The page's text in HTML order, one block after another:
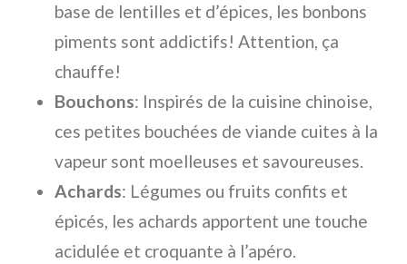
base de lentilles et d’épices, les bonbons
piments sont addictifs! Attention, ça
chauffe!
Bouchons: Inspirés de la cuisine chinoise,
ces petites bouchées de viande cuites à la
vapeur sont moelleuses et savoureuses.
Achards: Légumes ou fruits confits et
épicés, les achards apportent une touche
acidulée et croquante à l’apéro.